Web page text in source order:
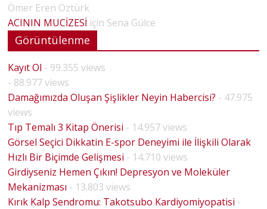
Ömer Eren Öztürk
ACININ MUCİZESİ için Sena Gülce
Görüntülenme
Kayıt Ol - 99.355 views
- 88.977 views
Damağımızda Oluşan Şişlikler Neyin Habercisi? - 47.975
views
Tıp Temalı 3 Kitap Önerisi - 14.957 views
Görsel Seçici Dikkatin E-spor Deneyimi ile İlişkili Olarak
Hızlı Bir Biçimde Gelişmesi - 14.710 views
Girdiyseniz Hemen Çıkın! Depresyon ve Moleküler
Mekanizması - 13.803 views
Kırık Kalp Sendromu: Takotsubo Kardiyomiyopatisi -